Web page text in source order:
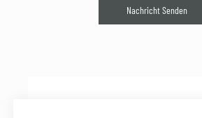
Nachricht Senden